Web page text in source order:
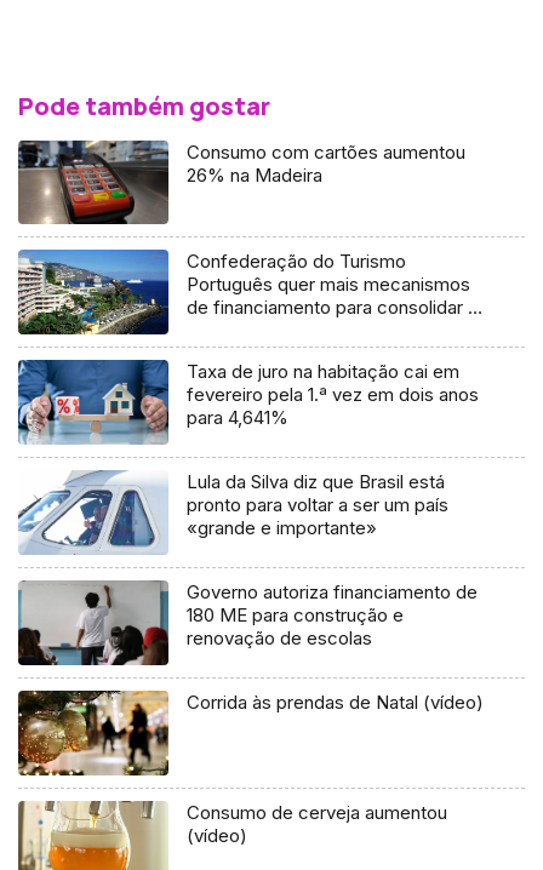
Pode também gostar
Consumo com cartões aumentou
26% na Madeira
Confederação do Turismo
Português quer mais mecanismos
de financiamento para consolidar o
Taxa de juro na habitação cai em
fevereiro pela 1.ª vez em dois anos
para 4,641%
Lula da Silva diz que Brasil está
pronto para voltar a ser um país
«grande e importante»
Governo autoriza financiamento de
180 ME para construção e
renovação de escolas
Corrida às prendas de Natal (vídeo)
Consumo de cerveja aumentou
(vídeo)